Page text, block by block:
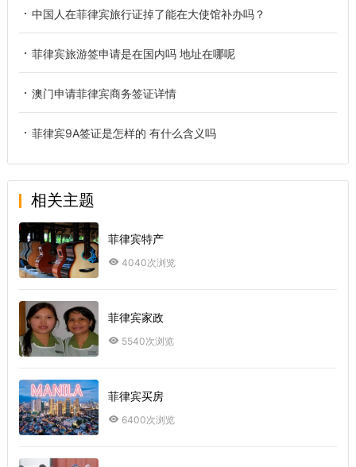
中国人在菲律宾旅行证掉了能在大使馆补办吗？
菲律宾旅游签申请是在国内吗 地址在哪呢
澳门申请菲律宾商务签证详情
菲律宾9A签证是怎样的 有什么含义吗
相关主题
菲律宾特产
4040次浏览
菲律宾家政
5540次浏览
菲律宾买房
6400次浏览